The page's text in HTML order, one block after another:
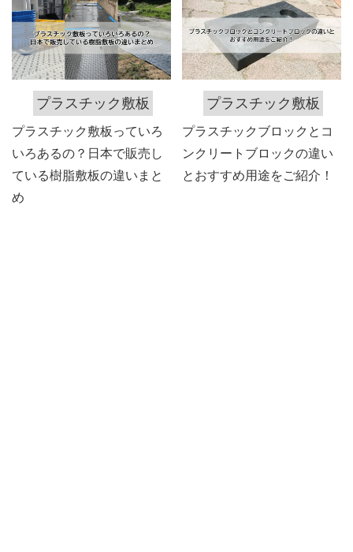
プラスチック敷板
プラスチック敷板っていろ
いろあるの？日本で販売し
ている樹脂敷板の違いまと
め
プラスチック敷板
プラスチックブロックとコ
ンクリートブロックの違い
とおすすめ用途をご紹介！